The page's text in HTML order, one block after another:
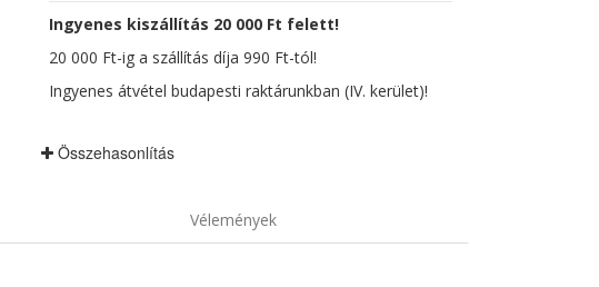
Ingyenes kiszállítás 20 000 Ft felett!
20 000 Ft-ig a szállítás díja 990 Ft-tól!
Ingyenes átvétel budapesti raktárunkban (IV. kerület)!
Összehasonlítás
Vélemények